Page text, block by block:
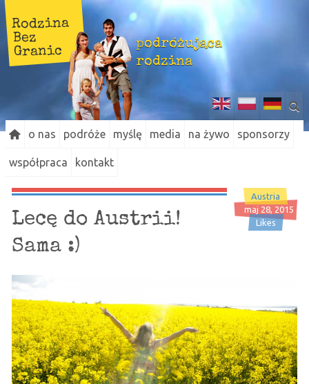
Rodzina
Bez
Granic
podróżująca
rodzina
o nas podróże myślę media na żywo sponsorzy
współpraca kontakt
Austria
maj 28, 2015
Likes
Lecę do Austrii!
Sama :)